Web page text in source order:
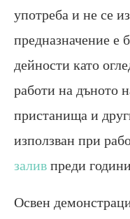
употреба и не се
предназначение е
дейности като
работи на дъното
пристанища и
използван при
залив преди
Освен